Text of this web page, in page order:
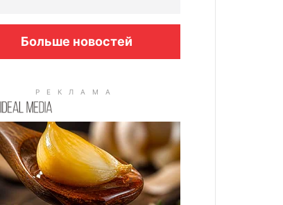
Больше новостей